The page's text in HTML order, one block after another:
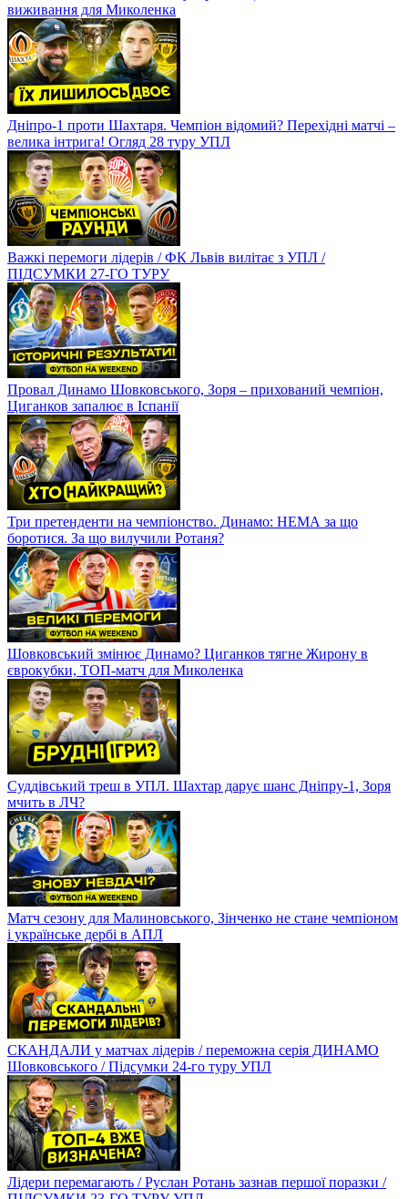
виживання для Миколенка
Дніпро-1 проти Шахтаря. Чемпіон відомий? Перехідні матчі –
велика інтрига! Огляд 28 туру УПЛ
Важкі перемоги лідерів / ФК Львів вилітає з УПЛ /
ПІДСУМКИ 27-ГО ТУРУ
Провал Динамо Шовковського, Зоря – прихований чемпіон,
Циганков запалює в Іспанії
Три претенденти на чемпіонство. Динамо: НЕМА за що
боротися. За що вилучили Ротаня?
Шовковський змінює Динамо? Циганков тягне Жирону в
єврокубки, ТОП-матч для Миколенка
Суддівський треш в УПЛ. Шахтар дарує шанс Дніпру-1, Зоря
мчить в ЛЧ?
Матч сезону для Малиновського, Зінченко не стане чемпіоном
і українське дербі в АПЛ
СКАНДАЛИ у матчах лідерів / переможна серія ДИНАМО
Шовковського / Підсумки 24-го туру УПЛ
Лідери перемагають / Руслан Ротань зазнав першої поразки /